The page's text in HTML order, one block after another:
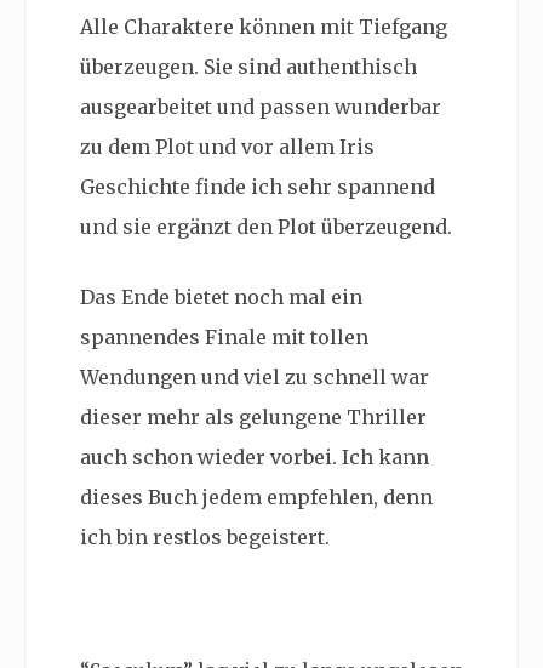
Alle Charaktere können mit Tiefgang
überzeugen. Sie sind authenthisch
ausgearbeitet und passen wunderbar
zu dem Plot und vor allem Iris
Geschichte finde ich sehr spannend
und sie ergänzt den Plot überzeugend.
Das Ende bietet noch mal ein
spannendes Finale mit tollen
Wendungen und viel zu schnell war
dieser mehr als gelungene Thriller
auch schon wieder vorbei. Ich kann
dieses Buch jedem empfehlen, denn
ich bin restlos begeistert.